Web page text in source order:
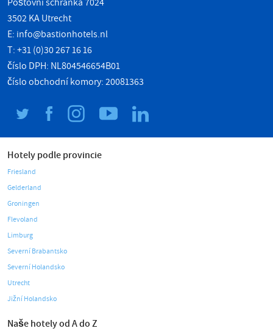
3502 KA Utrecht
E: info@bastionhotels.nl
T: +31 (0)30 267 16 16
číslo DPH: NL804546654B01
číslo obchodní komory: 20081363
Hotely podle provincie
Friesland
Gelderland
Groningen
Flevoland
Limburg
Severní Brabantsko
Severní Holandsko
Utrecht
Jižní Holandsko
Naše hotely od A do Z